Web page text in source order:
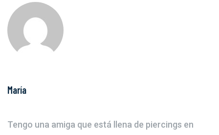
María
Tengo una amiga que está llena de piercings en